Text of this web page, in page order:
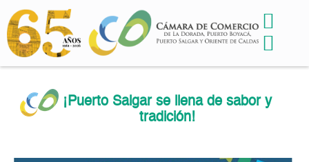
¡Puerto Salgar se llena de sabor y
tradición!